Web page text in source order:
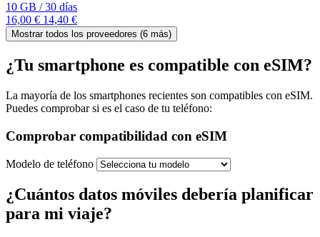
10 GB /30 días
16,00 € 14,40 €
Mostrar todos los proveedores (6 más)
¿Tu smartphone es compatible con eSIM?
La mayoría de los smartphones recientes son compatibles con eSIM.
Puedes comprobar si es el caso de tu teléfono:
Comprobar compatibilidad con eSIM
Modelo de teléfono
¿Cuántos datos móviles debería planificar
para mi viaje?